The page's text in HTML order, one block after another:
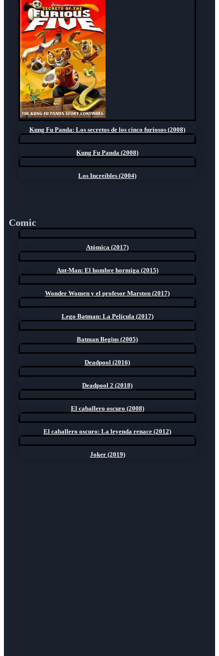
Kung Fu Panda: Los secretos de los cinco furiosos (2008)
Kung Fu Panda (2008)
Los Increíbles (2004)
Comic
Atómica (2017)
Ant-Man: El hombre hormiga (2015)
Wonder Women y el profesor Marston (2017)
Lego Batman: La Película (2017)
Batman Begins (2005)
Deadpool (2016)
Deadpool 2 (2018)
El caballero oscuro (2008)
El caballero oscuro: La leyenda renace (2012)
Joker (2019)